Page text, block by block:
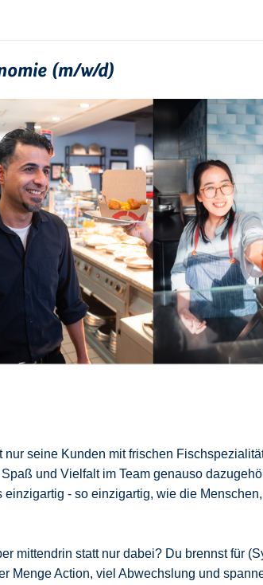
(m/w/d)
seine Kunden mit frischen
und Vielfalt im Team genauso
- so einzigartig, wie die
mittendrin statt nur dabei? Du brennst für
Menge Action, viel Abwechslung und